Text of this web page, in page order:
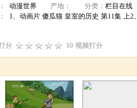
动漫世界 产地： 分类： 栏目在线
1、动画片 傻瓜猫 皇室的历史 第11集 上
分 10 视频打分